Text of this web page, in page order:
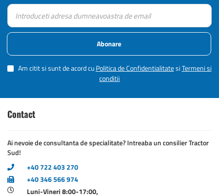
Abonare
Am citit si sunt de acord cuPolitica de ConfidentialitatesiTermeni si
conditii
Contact
Ai nevoie de consultanta de specialitate? Intreaba un consilier Tractor
Sud!
+40 722 403 270
+40 346 566 974
Luni-Vineri 8:00-17:00,